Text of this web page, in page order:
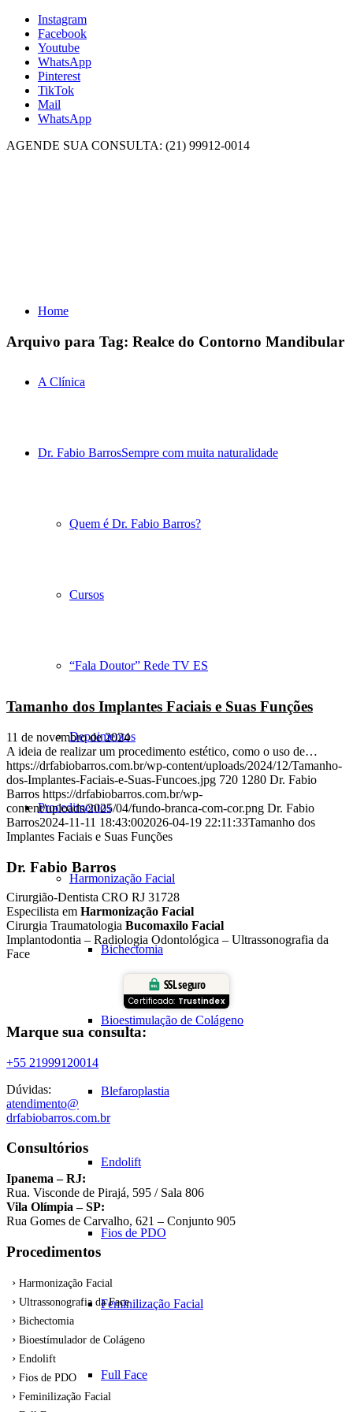
Instagram
Facebook
Youtube
WhatsApp
Pinterest
TikTok
Mail
WhatsApp
AGENDE SUA CONSULTA: (21) 99912-0014
Home
A Clínica
Dr. Fabio BarrosSempre com muita naturalidade
Quem é Dr. Fabio Barros?
Cursos
“Fala Doutor” Rede TV ES
Depoimentos
Procedimentos
Harmonização Facial
Bichectomia
Bioestimulação de Colágeno
Blefaroplastia
Endolift
Fios de PDO
Feminilização Facial
Full Face
Arquivo para Tag: Realce do Contorno Mandibular
Tamanho dos Implantes Faciais e Suas Funções
11 de novembro de 2024
A ideia de realizar um procedimento estético, como o uso de…
https://drfabiobarros.com.br/wp-content/uploads/2024/12/Tamanho-
dos-Implantes-Faciais-e-Suas-Funcoes.jpg 720 1280 Dr. Fabio
Barros https://drfabiobarros.com.br/wp-
content/uploads/2025/04/fundo-branca-com-cor.png Dr. Fabio
Barros2024-11-11 18:43:002026-04-19 22:11:33Tamanho dos
Implantes Faciais e Suas Funções
Dr. Fabio Barros
Cirurgião-Dentista CRO RJ 31728
Especilista em Harmonização Facial
Cirurgia Traumatologia Bucomaxilo Facial
Implantodontia – Radiologia Odontológica – Ultrassonografia da
Face
SSL seguro
Certificado: Trustindex
Marque sua consulta:
+55 21999120014
Dúvidas:
atendimento@
drfabiobarros.com.br
Consultórios
Ipanema – RJ:
Rua. Visconde de Pirajá, 595 / Sala 806
Vila Olímpia – SP:
Rua Gomes de Carvalho, 621 – Conjunto 905
Procedimentos
Harmonização Facial
Ultrassonografia da Face
Bichectomia
Bioestímulador de Colágeno
Endolift
Fios de PDO
Feminilização Facial